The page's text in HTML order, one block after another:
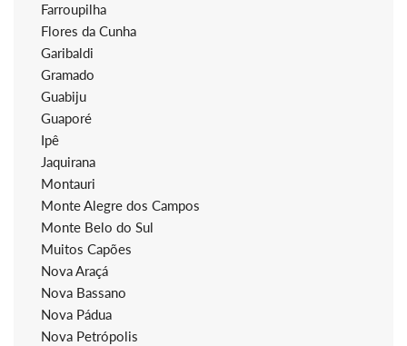
Farroupilha
Flores da Cunha
Garibaldi
Gramado
Guabiju
Guaporé
Ipê
Jaquirana
Montauri
Monte Alegre dos Campos
Monte Belo do Sul
Muitos Capões
Nova Araçá
Nova Bassano
Nova Pádua
Nova Petrópolis